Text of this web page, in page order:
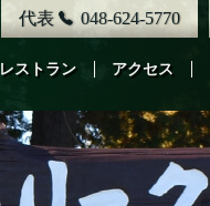
レストラン アクセス
代表 048-624-5770